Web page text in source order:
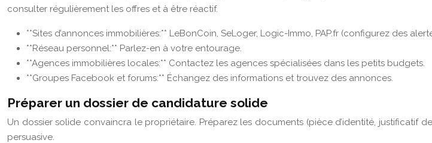
consulter régulièrement les offres et à être réactif.
**Sites d’annonces immobilières:** LeBonCoin, SeLoger, Logic-Immo, PAP.fr (configurez des
**Réseau personnel:** Parlez-en à votre entourage.
**Agences immobilières locales:** Contactez les agences spécialisées dans les petits budgets.
**Groupes Facebook et forums:** Échangez des informations et trouvez des annonces.
Préparer un dossier de candidature solide
Un dossier solide convaincra le propriétaire. Préparez les documents (pièce d’identité, justificatif
persuasive.